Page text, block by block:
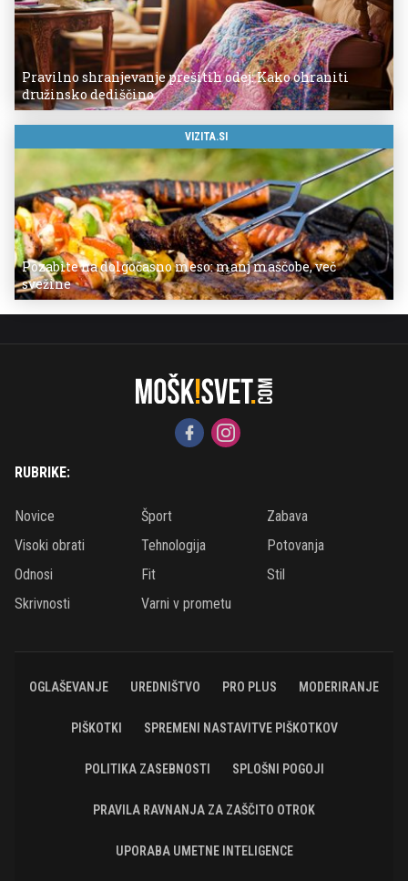
Pravilno shranjevanje prešitih odej: Kako ohraniti
družinsko dediščino
VIZITA.SI
Pozabite na dolgočasno meso: manj maščobe, več
svežine
RUBRIKE:
Novice Šport
Zabava
Visoki obrati
Tehnologija
Potovanja
Odnosi
Fit
Stil
Skrivnosti
Varni v prometu
OGLAŠEVANJE UREDNIŠTVO PRO PLUS MODERIRANJE
PIŠKOTKI SPREMENI NASTAVITVE PIŠKOTKOV
POLITIKA ZASEBNOSTI SPLOŠNI POGOJI
PRAVILA RAVNANJA ZA ZAŠČITO OTROK
UPORABA UMETNE INTELIGENCE